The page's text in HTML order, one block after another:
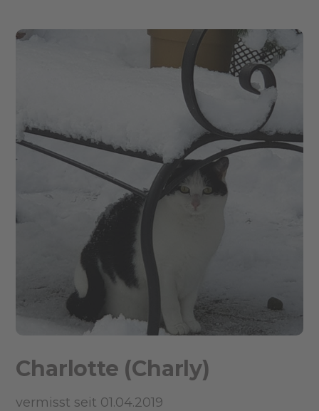
Charlotte (Charly)
vermisst seit 01.04.2019